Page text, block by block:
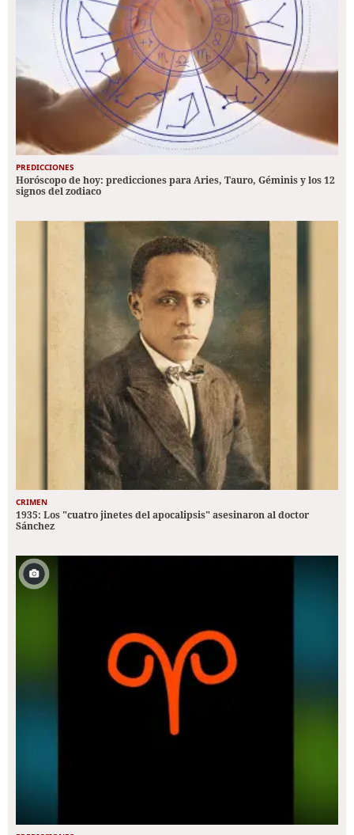
PREDICCIONES
Horóscopo de hoy: predicciones para Aries, Tauro, Géminis y los 12
signos del zodiaco
CRIMEN
1935: Los "cuatro jinetes del apocalipsis" asesinaron al doctor
Sánchez